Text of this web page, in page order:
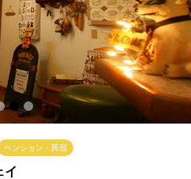
ペンション・民宿
イ